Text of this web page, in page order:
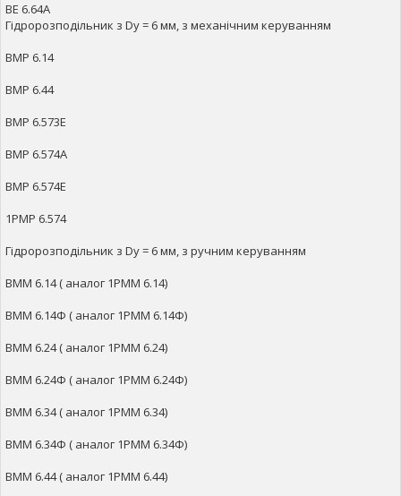
ВЕ 6.64А
Гідророзподільник з Dy = 6 мм, з механічним керуванням
ВМР 6.14
ВМР 6.44
ВМР 6.573Е
ВМР 6.574А
ВМР 6.574Е
1РМР 6.574
Гідророзподільник з Dy = 6 мм, з ручним керуванням
ВММ 6.14 ( аналог 1РММ 6.14)
ВММ 6.14Ф ( аналог 1РММ 6.14Ф)
ВММ 6.24 ( аналог 1РММ 6.24)
ВММ 6.24Ф ( аналог 1РММ 6.24Ф)
ВММ 6.34 ( аналог 1РММ 6.34)
ВММ 6.34Ф ( аналог 1РММ 6.34Ф)
ВММ 6.44 ( аналог 1РММ 6.44)